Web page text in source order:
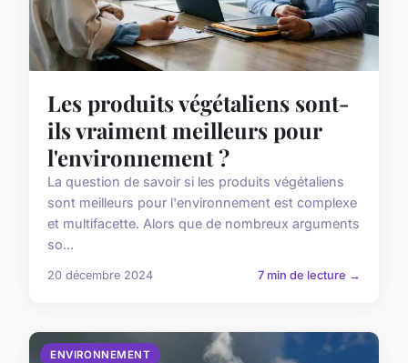
Les produits végétaliens sont-
ils vraiment meilleurs pour
l'environnement ?
La question de savoir si les produits végétaliens
sont meilleurs pour l'environnement est complexe
et multifacette. Alors que de nombreux arguments
so...
20 décembre 2024 7 min de lecture →
ENVIRONNEMENT